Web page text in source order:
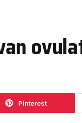
Pinterest